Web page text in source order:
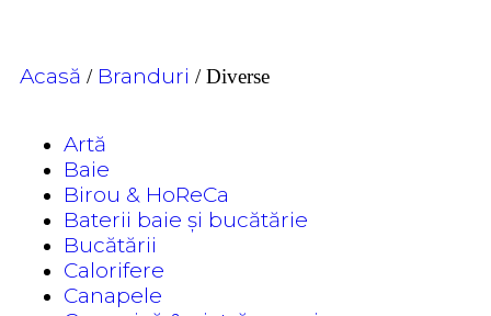
Acasă / Branduri / Diverse
Artă
Baie
Birou & HoReCa
Baterii baie și bucătărie
Bucătării
Calorifere
Canapele